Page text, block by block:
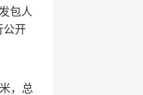
发包人
公开
，总